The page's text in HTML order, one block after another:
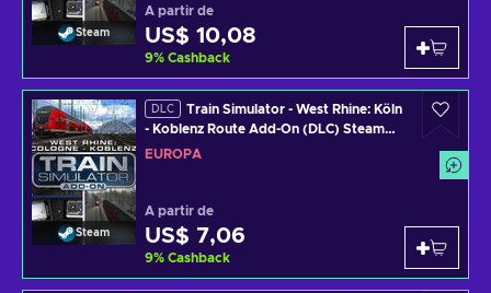
Steam
A partir de
US$ 10,08
9% Cashback
Steam
DLC
Train Simulator - West Rhine: Köln
- Koblenz Route Add-On (DLC) Steam
Key EUROPE
EUROPA
A partir de
US$ 7,06
9% Cashback